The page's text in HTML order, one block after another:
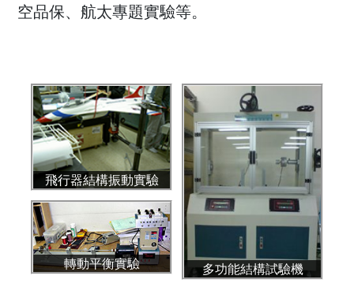
空品保、航太專題實驗等。
飛行器結構振動實驗
多功能結構試驗機
轉動平衡實驗